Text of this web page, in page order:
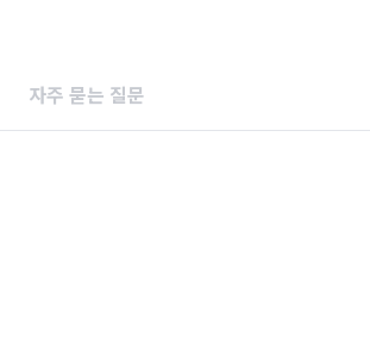
자주 묻는 질문